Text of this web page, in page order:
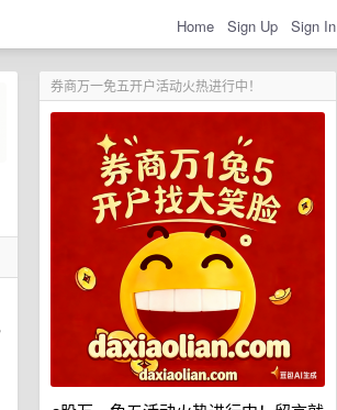
Home Sign Up Sign In
券商万一免五开户活动火热进行中！